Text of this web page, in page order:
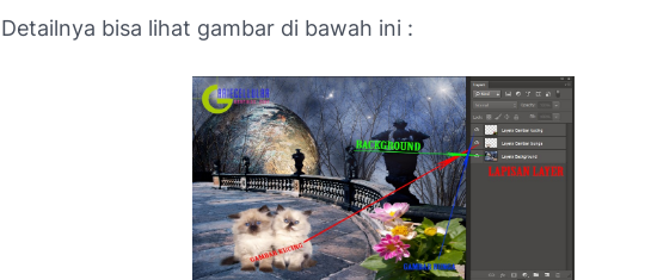
Detailnya bisa lihat gambar di bawah ini :